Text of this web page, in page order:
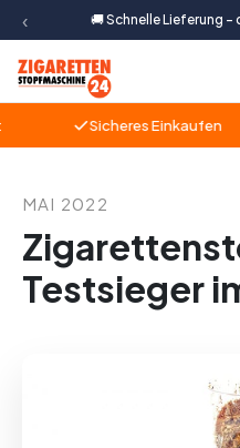
Zum Hauptinhalt springen
‹ 🚚 Schnelle Lieferung –
Sicheres Einkaufen
MAI 2022
Testsieger